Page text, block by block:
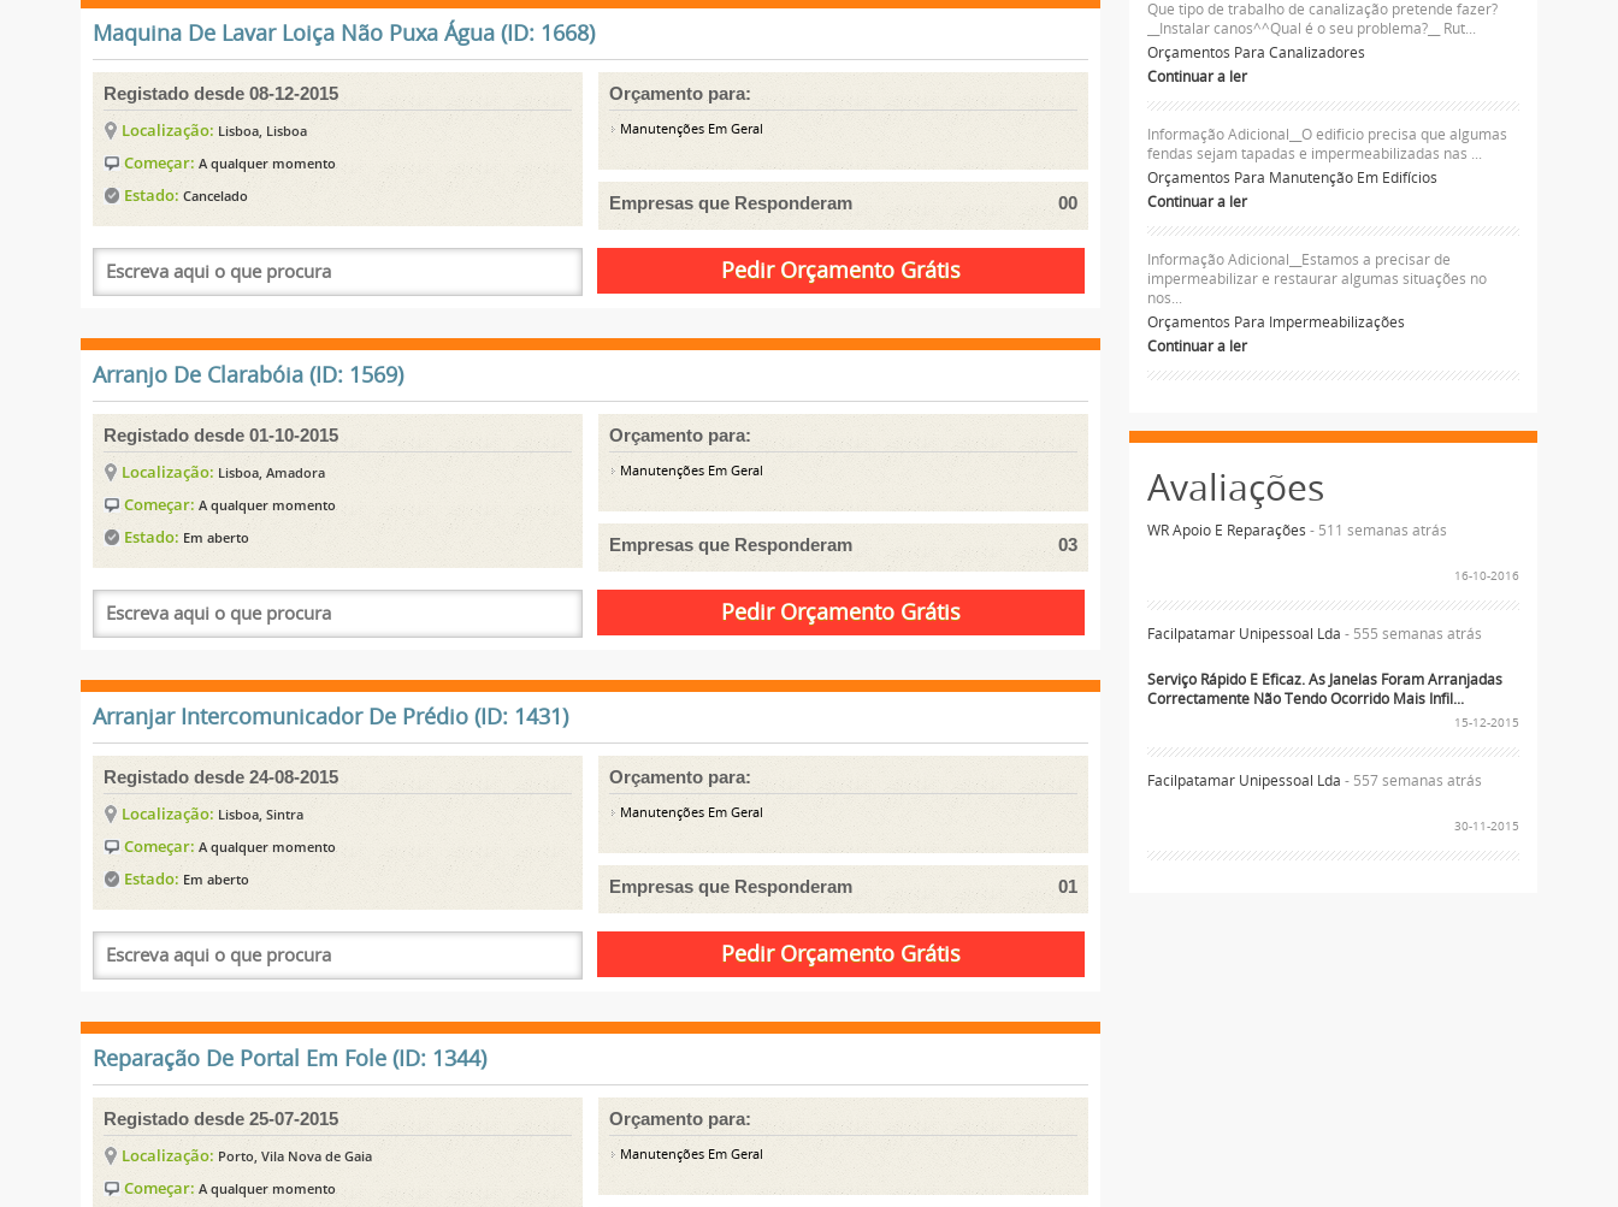
Maquina De Lavar Loiça Não Puxa Água (ID: 1668)
Registado desde 08-12-2015
Localização: Lisboa, Lisboa
Começar:A qualquer momento
Estado:Cancelado
Orçamento para:
Manutenções Em Geral
Empresas que Responderam 00
Arranjo De Clarabóia (ID: 1569)
Registado desde 01-10-2015
Localização: Lisboa, Amadora
Começar:A qualquer momento
Estado: Em aberto
Orçamento para:
Manutenções Em Geral
Empresas que Responderam 03
Arranjar Intercomunicador De Prédio (ID: 1431)
Registado desde 24-08-2015
Localização: Lisboa, Sintra
Começar:A qualquer momento
Estado: Em aberto
Orçamento para:
Manutenções Em Geral
Empresas que Responderam 01
Reparação De Portal Em Fole (ID: 1344)
Registado desde 25-07-2015
Localização: Porto, Vila Nova de Gaia
Começar:A qualquer momento
Orçamento para:
Manutenções Em Geral
Que tipo de trabalho de canalização pretende fazer?
__Instalar canos^^Qual é o seu problema?__ Rut...
Orçamentos Para Canalizadores
Continuar a ler
Informação Adicional__O edificio precisa que algumas
fendas sejam tapadas e impermeabilizadas nas ...
Orçamentos Para Manutenção Em Edifícios
Continuar a ler
Informação Adicional__Estamos a precisar de
impermeabilizar e restaurar algumas situações no
nos...
Orçamentos Para Impermeabilizações
Continuar a ler
Avaliações
WR Apoio E Reparações - 511 semanas atrás
16-10-2016
Facilpatamar Unipessoal Lda - 555 semanas atrás
Serviço Rápido E Eficaz. As Janelas Foram Arranjadas
Correctamente Não Tendo Ocorrido Mais Infil...
15-12-2015
Facilpatamar Unipessoal Lda - 557 semanas atrás
30-11-2015